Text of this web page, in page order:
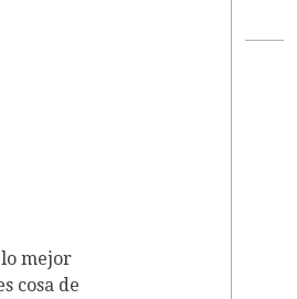
mejor
cosa de